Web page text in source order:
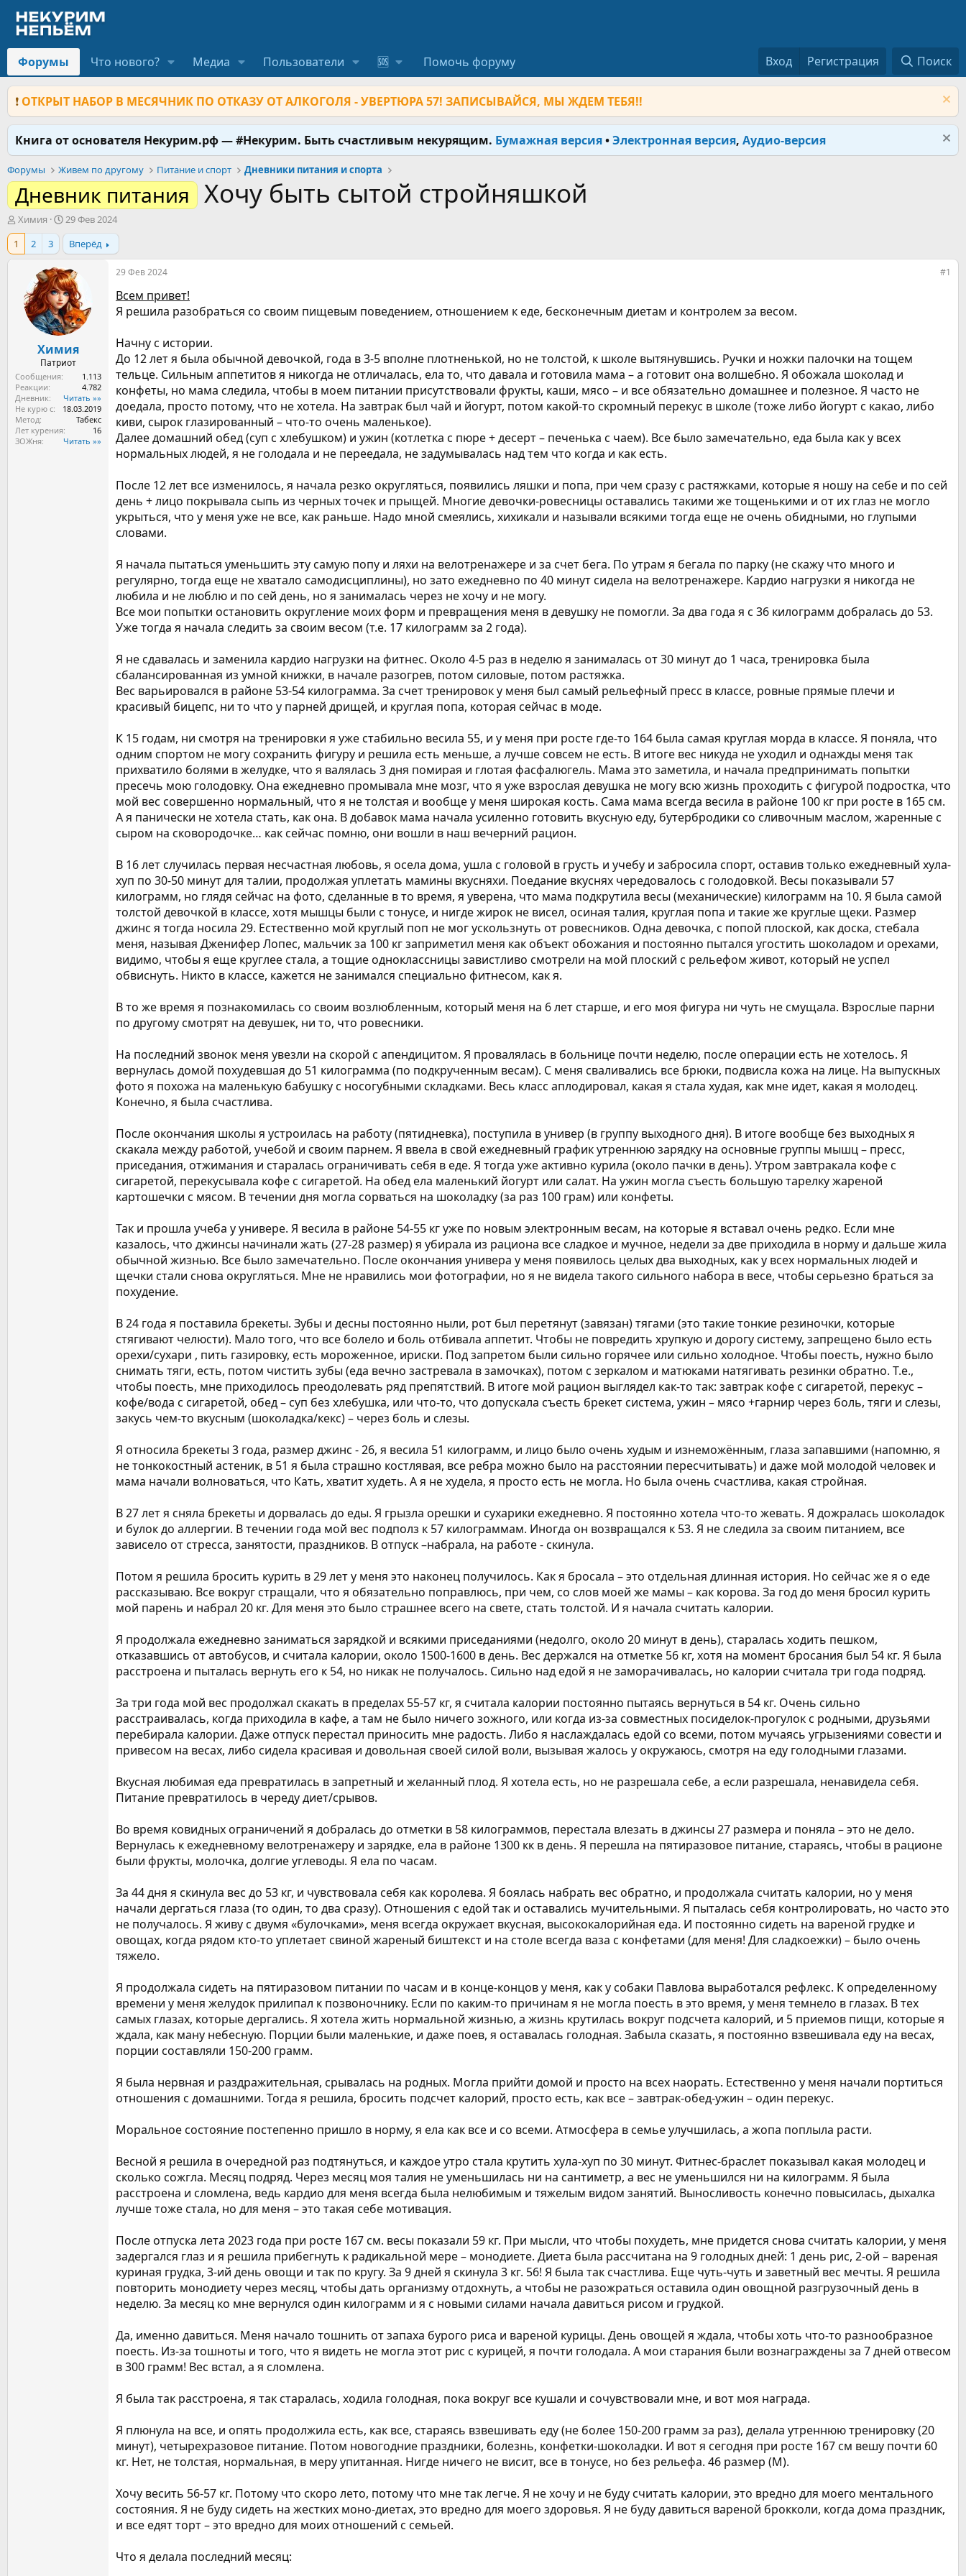
Форумы Что нового? Медиа Пользователи 🆘 Помочь форуму Вход Регистрация Поиск
❗ ОТКРЫТ НАБОР В МЕСЯЧНИК ПО ОТКАЗУ ОТ АЛКОГОЛЯ - УВЕРТЮРА 57! ЗАПИСЫВАЙСЯ, МЫ ЖДЕМ ТЕБЯ!!
Книга от основателя Некурим.рф — #Некурим. Быть счастливым некурящим. Бумажная версия•Электронная версия, Аудио-версия
Форумы Живем по другому Питание и спорт Дневники питания и спорта
Дневник питания Хочу быть сытой стройняшкой
А
в
о
Химия
Д
а
а
н
а
ч
а
л
а
29 Фев 2024
1
2 3 Вперёд
Химия
Патриот
Сообщения
1.113
Реакции
4.782
Дневник
Читать »»
Не курю с
18.03.2019
Метод
Табекс
Лет курения
16
ЗОЖня
Читать »»
29 Фев 2024 #1
Всем привет!
Я решила разобраться со своим пищевым поведением, отношением к еде, бесконечным диетам и контролем за весом.
Начну с истории.
До 12 лет я была обычной девочкой, года в 3-5 вполне плотненькой, но не толстой, к школе вытянувшись. Ручки и ножки палочки на тощем
тельце. Сильным аппетитов я никогда не отличалась, ела то, что давала и готовила мама – а готовит она волшебно. Я обожала шоколад и
конфеты, но мама следила, чтобы в моем питании присутствовали фрукты, каши, мясо – и все обязательно домашнее и полезное. Я часто не
доедала, просто потому, что не хотела. На завтрак был чай и йогурт, потом какой-то скромный перекус в школе (тоже либо йогурт с какао, либо
киви, сырок глазированный – что-то очень маленькое).
Далее домашний обед (суп с хлебушком) и ужин (котлетка с пюре + десерт – печенька с чаем). Все было замечательно, еда была как у всех
нормальных людей, я не голодала и не переедала, не задумывалась над тем что когда и как есть.
После 12 лет все изменилось, я начала резко округляться, появились ляшки и попа, при чем сразу с растяжками, которые я ношу на себе и по сей
день + лицо покрывала сыпь из черных точек и прыщей. Многие девочки-ровесницы оставались такими же тощенькими и от их глаз не могло
укрыться, что у меня уже не все, как раньше. Надо мной смеялись, хихикали и называли всякими тогда еще не очень обидными, но глупыми
словами.
Я начала пытаться уменьшить эту самую попу и ляхи на велотренажере и за счет бега. По утрам я бегала по парку (не скажу что много и
регулярно, тогда еще не хватало самодисциплины), но зато ежедневно по 40 минут сидела на велотренажере. Кардио нагрузки я никогда не
любила и не люблю и по сей день, но я занималась через не хочу и не могу.
Все мои попытки остановить округление моих форм и превращения меня в девушку не помогли. За два года я с 36 килограмм добралась до 53.
Уже тогда я начала следить за своим весом (т.е. 17 килограмм за 2 года).
Я не сдавалась и заменила кардио нагрузки на фитнес. Около 4-5 раз в неделю я занималась от 30 минут до 1 часа, тренировка была
сбалансированная из умной книжки, в начале разогрев, потом силовые, потом растяжка.
Вес варьировался в районе 53-54 килограмма. За счет тренировок у меня был самый рельефный пресс в классе, ровные прямые плечи и
красивый бицепс, ни то что у парней дрищей, и круглая попа, которая сейчас в моде.
К 15 годам, ни смотря на тренировки я уже стабильно весила 55, и у меня при росте где-то 164 была самая круглая морда в классе. Я поняла, что
одним спортом не могу сохранить фигуру и решила есть меньше, а лучше совсем не есть. В итоге вес никуда не уходил и однажды меня так
прихватило болями в желудке, что я валялась 3 дня помирая и глотая фасфалюгель. Мама это заметила, и начала предпринимать попытки
пресечь мою голодовку. Она ежедневно промывала мне мозг, что я уже взрослая девушка не могу всю жизнь проходить с фигурой подростка, что
мой вес совершенно нормальный, что я не толстая и вообще у меня широкая кость. Сама мама всегда весила в районе 100 кг при росте в 165 см.
А я панически не хотела стать, как она. В добавок мама начала усиленно готовить вкусную еду, бутербродики со сливочным маслом, жаренные с
сыром на сковородочке… как сейчас помню, они вошли в наш вечерний рацион.
В 16 лет случилась первая несчастная любовь, я осела дома, ушла с головой в грусть и учебу и забросила спорт, оставив только ежедневный хула-
хуп по 30-50 минут для талии, продолжая уплетать мамины вкусняхи. Поедание вкуснях чередовалось с голодовкой. Весы показывали 57
килограмм, но глядя сейчас на фото, сделанные в то время, я уверена, что мама подкрутила весы (механические) килограмм на 10. Я была самой
толстой девочкой в классе, хотя мышцы были с тонусе, и нигде жирок не висел, осиная талия, круглая попа и такие же круглые щеки. Размер
джинс я тогда носила 29. Естественно мой круглый поп не мог ускользнуть от ровесников. Одна девочка, с попой плоской, как доска, стебала
меня, называя Дженифер Лопес, мальчик за 100 кг заприметил меня как объект обожания и постоянно пытался угостить шоколадом и орехами,
видимо, чтобы я еще круглее стала, а тощие одноклассницы завистливо смотрели на мой плоский с рельефом живот, который не успел
обвиснуть. Никто в классе, кажется не занимался специально фитнесом, как я.
В то же время я познакомилась со своим возлюбленным, который меня на 6 лет старше, и его моя фигура ни чуть не смущала. Взрослые парни
по другому смотрят на девушек, ни то, что ровесники.
На последний звонок меня увезли на скорой с апендицитом. Я провалялась в больнице почти неделю, после операции есть не хотелось. Я
вернулась домой похудевшая до 51 килограмма (по подкрученным весам). С меня сваливались все брюки, подвисла кожа на лице. На выпускных
фото я похожа на маленькую бабушку с носогубными складками. Весь класс аплодировал, какая я стала худая, как мне идет, какая я молодец.
Конечно, я была счастлива.
После окончания школы я устроилась на работу (пятидневка), поступила в универ (в группу выходного дня). В итоге вообще без выходных я
скакала между работой, учебой и своим парнем. Я ввела в свой ежедневный график утреннюю зарядку на основные группы мышц – пресс,
приседания, отжимания и старалась ограничивать себя в еде. Я тогда уже активно курила (около пачки в день). Утром завтракала кофе с
сигаретой, перекусывала кофе с сигаретой. На обед ела маленький йогурт или салат. На ужин могла съесть большую тарелку жареной
картошечки с мясом. В течении дня могла сорваться на шоколадку (за раз 100 грам) или конфеты.
Так и прошла учеба у универе. Я весила в районе 54-55 кг уже по новым электронным весам, на которые я вставал очень редко. Если мне
казалось, что джинсы начинали жать (27-28 размер) я убирала из рациона все сладкое и мучное, недели за две приходила в норму и дальше жила
обычной жизнью. Все было замечательно. После окончания универа у меня появилось целых два выходных, как у всех нормальных людей и
щечки стали снова округляться. Мне не нравились мои фотографии, но я не видела такого сильного набора в весе, чтобы серьезно браться за
похудение.
В 24 года я поставила брекеты. Зубы и десны постоянно ныли, рот был перетянут (завязан) тягами (это такие тонкие резиночки, которые
стягивают челюсти). Мало того, что все болело и боль отбивала аппетит. Чтобы не повредить хрупкую и дорогу систему, запрещено было есть
орехи/сухари , пить газировку, есть мороженное, ириски. Под запретом были сильно горячее или сильно холодное. Чтобы поесть, нужно было
снимать тяги, есть, потом чистить зубы (еда вечно застревала в замочках), потом с зеркалом и матюками натягивать резинки обратно. Т.е.,
чтобы поесть, мне приходилось преодолевать ряд препятствий. В итоге мой рацион выглядел как-то так: завтрак кофе с сигаретой, перекус –
кофе/вода с сигаретой, обед – суп без хлебушка, или что-то, что допускала съесть брекет система, ужин – мясо +гарнир через боль, тяги и слезы,
закусь чем-то вкусным (шоколадка/кекс) – через боль и слезы.
Я относила брекеты 3 года, размер джинс - 26, я весила 51 килограмм, и лицо было очень худым и изнеможённым, глаза запавшими (напомню, я
не тонкокостный астеник, в 51 я была страшно костлявая, все ребра можно было на расстоянии пересчитывать) и даже мой молодой человек и
мама начали волноваться, что Кать, хватит худеть. А я не худела, я просто есть не могла. Но была очень счастлива, какая стройная.
В 27 лет я сняла брекеты и дорвалась до еды. Я грызла орешки и сухарики ежедневно. Я постоянно хотела что-то жевать. Я дожралась шоколадок
и булок до аллергии. В течении года мой вес подполз к 57 килограммам. Иногда он возвращался к 53. Я не следила за своим питанием, все
зависело от стресса, занятости, праздников. В отпуск –набрала, на работе - скинула.
Потом я решила бросить курить в 29 лет у меня это наконец получилось. Как я бросала – это отдельная длинная история. Но сейчас же я о еде
рассказываю. Все вокруг стращали, что я обязательно поправлюсь, при чем, со слов моей же мамы – как корова. За год до меня бросил курить
мой парень и набрал 20 кг. Для меня это было страшнее всего на свете, стать толстой. И я начала считать калории.
Я продолжала ежедневно заниматься зарядкой и всякими приседаниями (недолго, около 20 минут в день), старалась ходить пешком,
отказавшись от автобусов, и считала калории, около 1500-1600 в день. Вес держался на отметке 56 кг, хотя на момент бросания был 54 кг. Я была
расстроена и пыталась вернуть его к 54, но никак не получалось. Сильно над едой я не заморачивалась, но калории считала три года подряд.
За три года мой вес продолжал скакать в пределах 55-57 кг, я считала калории постоянно пытаясь вернуться в 54 кг. Очень сильно
расстраивалась, когда приходила в кафе, а там не было ничего зожного, или когда из-за совместных посиделок-прогулок с родными, друзьями
перебирала калории. Даже отпуск перестал приносить мне радость. Либо я наслаждалась едой со всеми, потом мучаясь угрызениями совести и
привесом на весах, либо сидела красивая и довольная своей силой воли, вызывая жалось у окружаюсь, смотря на еду голодными глазами.
Вкусная любимая еда превратилась в запретный и желанный плод. Я хотела есть, но не разрешала себе, а если разрешала, ненавидела себя.
Питание превратилось в череду диет/срывов.
Во время ковидных ограничений я добралась до отметки в 58 килограммов, перестала влезать в джинсы 27 размера и поняла – это не дело.
Вернулась к ежедневному велотренажеру и зарядке, ела в районе 1300 кк в день. Я перешла на пятиразовое питание, стараясь, чтобы в рационе
были фрукты, молочка, долгие углеводы. Я ела по часам.
За 44 дня я скинула вес до 53 кг, и чувствовала себя как королева. Я боялась набрать вес обратно, и продолжала считать калории, но у меня
начали дергаться глаза (то один, то два сразу). Отношения с едой так и оставались мучительными. Я пыталась себя контролировать, но часто это
не получалось. Я живу с двумя «булочками», меня всегда окружает вкусная, высококалорийная еда. И постоянно сидеть на вареной грудке и
овощах, когда рядом кто-то уплетает свиной жареный биштекст и на столе всегда ваза с конфетами (для меня! Для сладкоежки) – было очень
тяжело.
Я продолжала сидеть на пятиразовом питании по часам и в конце-концов у меня, как у собаки Павлова выработался рефлекс. К определенному
времени у меня желудок прилипал к позвоночнику. Если по каким-то причинам я не могла поесть в это время, у меня темнело в глазах. В тех
самых глазах, которые дергались. Я хотела жить нормальной жизнью, а жизнь крутилась вокруг подсчета калорий, и 5 приемов пищи, которые я
ждала, как ману небесную. Порции были маленькие, и даже поев, я оставалась голодная. Забыла сказать, я постоянно взвешивала еду на весах,
порции составляли 150-200 грамм.
Я была нервная и раздражительная, срывалась на родных. Могла прийти домой и просто на всех наорать. Естественно у меня начали портиться
отношения с домашними. Тогда я решила, бросить подсчет калорий, просто есть, как все – завтрак-обед-ужин – один перекус.
Моральное состояние постепенно пришло в норму, я ела как все и со всеми. Атмосфера в семье улучшилась, а жопа поплыла расти.
Весной я решила в очередной раз подтянуться, и каждое утро стала крутить хула-хуп по 30 минут. Фитнес-браслет показывал какая молодец и
сколько сожгла. Месяц подряд. Через месяц моя талия не уменьшилась ни на сантиметр, а вес не уменьшился ни на килограмм. Я была
расстроена и сломлена, ведь кардио для меня всегда была нелюбимым и тяжелым видом занятий. Выносливость конечно повысилась, дыхалка
лучше тоже стала, но для меня – это такая себе мотивация.
После отпуска лета 2023 года при росте 167 см. весы показали 59 кг. При мысли, что чтобы похудеть, мне придется снова считать калории, у меня
задергался глаз и я решила прибегнуть к радикальной мере – монодиете. Диета была рассчитана на 9 голодных дней: 1 день рис, 2-ой – вареная
куриная грудка, 3-ий день овощи и так по кругу. За 9 дней я скинула 3 кг. 56! Я была так счастлива. Еще чуть-чуть и заветный вес мечты. Я решила
повторить монодиету через месяц, чтобы дать организму отдохнуть, а чтобы не разожраться оставила один овощной разгрузочный день в
неделю. За месяц ко мне вернулся один килограмм и я с новыми силами начала давиться рисом и грудкой.
Да, именно давиться. Меня начало тошнить от запаха бурого риса и вареной курицы. День овощей я ждала, чтобы хоть что-то разнообразное
поесть. Из-за тошноты и того, что я видеть не могла этот рис с курицей, я почти голодала. А мои старания были вознаграждены за 7 дней отвесом
в 300 грамм! Вес встал, а я сломлена.
Я была так расстроена, я так старалась, ходила голодная, пока вокруг все кушали и сочувствовали мне, и вот моя награда.
Я плюнула на все, и опять продолжила есть, как все, стараясь взвешивать еду (не более 150-200 грамм за раз), делала утреннюю тренировку (20
минут), четырехразовое питание. Потом новогодние праздники, болезнь, конфетки-шоколадки. И вот я сегодня при росте 167 см вешу почти 60
кг. Нет, не толстая, нормальная, в меру упитанная. Нигде ничего не висит, все в тонусе, но без рельефа. 46 размер (М).
Хочу весить 56-57 кг. Потому что скоро лето, потому что мне так легче. Я не хочу и не буду считать калории, это вредно для моего ментального
состояния. Я не буду сидеть на жестких моно-диетах, это вредно для моего здоровья. Я не буду давиться вареной брокколи, когда дома праздник,
и все едят торт – это вредно для моих отношений с семьей.
Что я делала последний месяц: